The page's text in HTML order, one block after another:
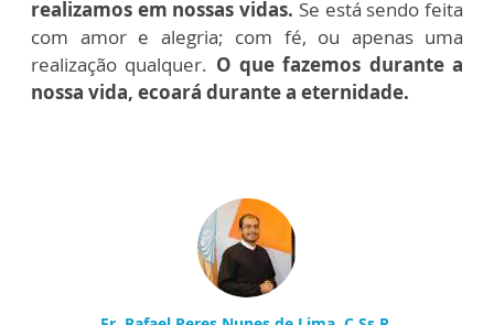
realizamos em nossas vidas. Se está sendo feita
com amor e alegria; com fé, ou apenas uma
realização qualquer. O que fazemos durante a
nossa vida, ecoará durante a eternidade.